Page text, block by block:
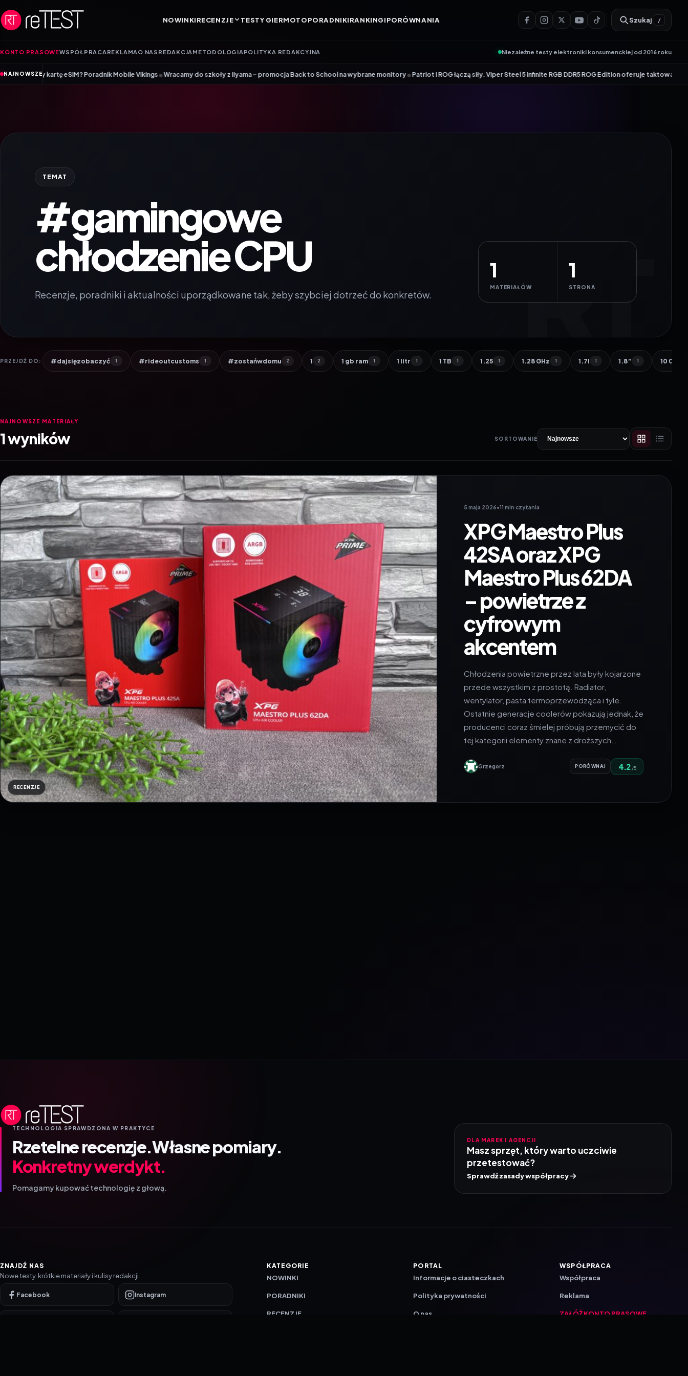
NOWINKIRECENZJE TESTY GIERMOTOPORADNIKIRANKINGIPORÓWNANIA Szukaj /
KONTO PRASOWEWSPÓŁPRACA REKLAMA O NAS REDAKCJA METODOLOGIA POLITYKA REDAKCYJNA Niezależne testy elektroniki konsumenckiej od 2016 roku
NAJNOWSZE
eSIM? Poradnik Mobile Vikings•Wracamy do szkoły z iiyama – promocja Back to School na wybrane monitory•Patriot i ROG łączą siły. Viper Steel 5 Infinite RGB DDR5 ROG Edition oferuje taktowanie do 8600 MT/s
TEMAT
#gamingowe
chłodzenie CPU
Recenzje, poradniki i aktualności uporządkowane tak, żeby szybciej dotrzeć do konkretów.
1
MATERIAŁÓW
1
STRONA
PRZEJDŹ DO: #dajsięzobaczyć 1 #rideoutcustoms 1 #zostańwdomu 2 1 2 1 gb ram 1 1 litr 1 1 TB 1 1.25 1 1.28 GHz 1 1.7l 1 1.8” 1 10 000
NAJNOWSZE MATERIAŁY
1 wyników SORTOWANIE
RECENZJE
5 maja 2026•11 min czytania
XPG Maestro Plus
42SA oraz XPG
Maestro Plus 62DA
– powietrze z
cyfrowym
akcentem
Chłodzenia powietrzne przez lata były kojarzone
przede wszystkim z prostotą. Radiator,
wentylator, pasta termoprzewodząca i tyle.
Ostatnie generacje coolerów pokazują jednak, że
producenci coraz śmielej próbują przemycić do
tej kategorii elementy znane z droższych…
Grzegorz PORÓWNAJ 4.2 /5
TECHNOLOGIA SPRAWDZONA W PRAKTYCE
Rzetelne recenzje.Własne pomiary.
Konkretny werdykt.
Pomagamy kupować technologię z głową.
DLA MAREK I AGENCJI
Masz sprzęt, który warto uczciwie
przetestować?
Sprawdź zasady współpracy
ZNAJDŹ NAS
Nowe testy, krótkie materiały i kulisy redakcji.
Facebook Instagram
KATEGORIE
NOWINKI
PORADNIKI
RECENZJE
PORTAL
Informacje o ciasteczkach
Polityka prywatności
O nas
WSPÓŁPRACA
Współpraca
Reklama
ZAŁÓŻ KONTO PRASOWE